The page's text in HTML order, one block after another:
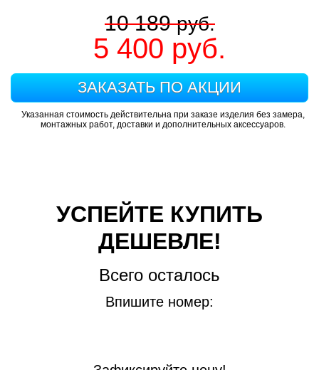
10 189руб.
5 400 руб.
ЗАКАЗАТЬ ПО АКЦИИ
Указанная стоимость действительна при заказе изделия без замера,
монтажных работ, доставки и дополнительных аксессуаров.
УСПЕЙТЕ КУПИТЬ
ДЕШЕВЛЕ!
Всего осталось
Впишите номер: